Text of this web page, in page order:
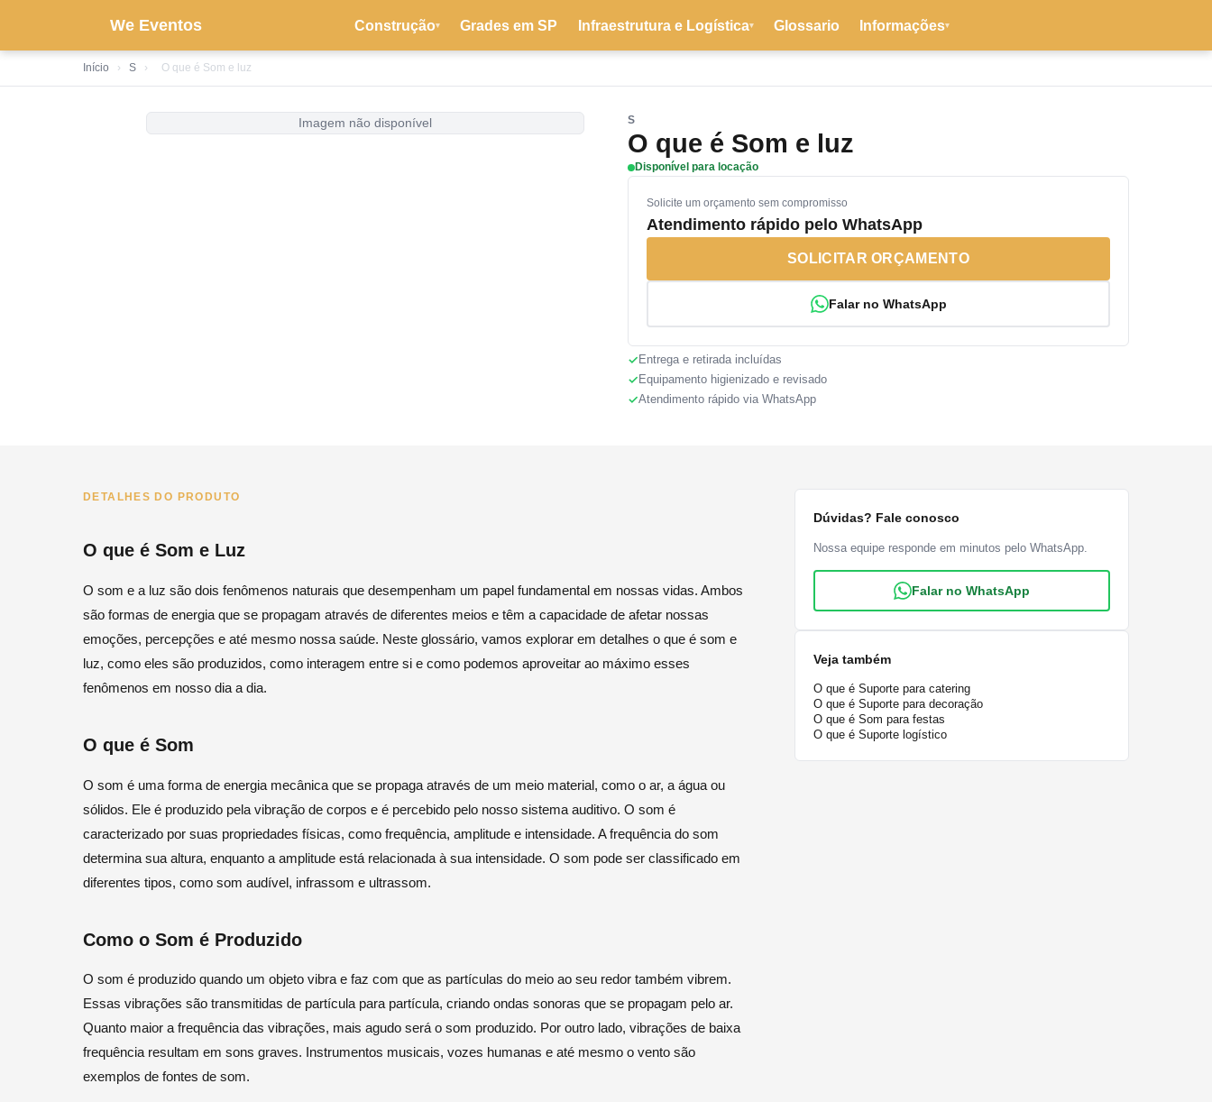
We Eventos Construção▾ Grades em SP Infraestrutura e Logística▾ Glossario Informações▾
Início › S › O que é Som e luz
Imagem não disponível S
O que é Som e luz
Disponível para locação
Solicite um orçamento sem compromisso
Atendimento rápido pelo WhatsApp
SOLICITAR ORÇAMENTO
Falar no WhatsApp
Entrega e retirada incluídas
Equipamento higienizado e revisado
Atendimento rápido via WhatsApp
DETALHES DO PRODUTO
O que é Som e Luz
O som e a luz são dois fenômenos naturais que desempenham um papel fundamental em nossas vidas. Ambos
são formas de energia que se propagam através de diferentes meios e têm a capacidade de afetar nossas
emoções, percepções e até mesmo nossa saúde. Neste glossário, vamos explorar em detalhes o que é som e
luz, como eles são produzidos, como interagem entre si e como podemos aproveitar ao máximo esses
fenômenos em nosso dia a dia.
O que é Som
O som é uma forma de energia mecânica que se propaga através de um meio material, como o ar, a água ou
sólidos. Ele é produzido pela vibração de corpos e é percebido pelo nosso sistema auditivo. O som é
caracterizado por suas propriedades físicas, como frequência, amplitude e intensidade. A frequência do som
determina sua altura, enquanto a amplitude está relacionada à sua intensidade. O som pode ser classificado em
diferentes tipos, como som audível, infrassom e ultrassom.
Como o Som é Produzido
O som é produzido quando um objeto vibra e faz com que as partículas do meio ao seu redor também vibrem.
Essas vibrações são transmitidas de partícula para partícula, criando ondas sonoras que se propagam pelo ar.
Quanto maior a frequência das vibrações, mais agudo será o som produzido. Por outro lado, vibrações de baixa
frequência resultam em sons graves. Instrumentos musicais, vozes humanas e até mesmo o vento são
exemplos de fontes de som.
Dúvidas? Fale conosco
Nossa equipe responde em minutos pelo WhatsApp.
Falar no WhatsApp
Veja também
O que é Suporte para catering
O que é Suporte para decoração
O que é Som para festas
O que é Suporte logístico